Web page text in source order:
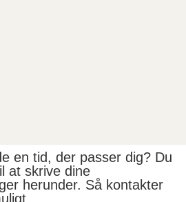
en tid, der passer dig? Du
at skrive dine
herunder. Så kontakter